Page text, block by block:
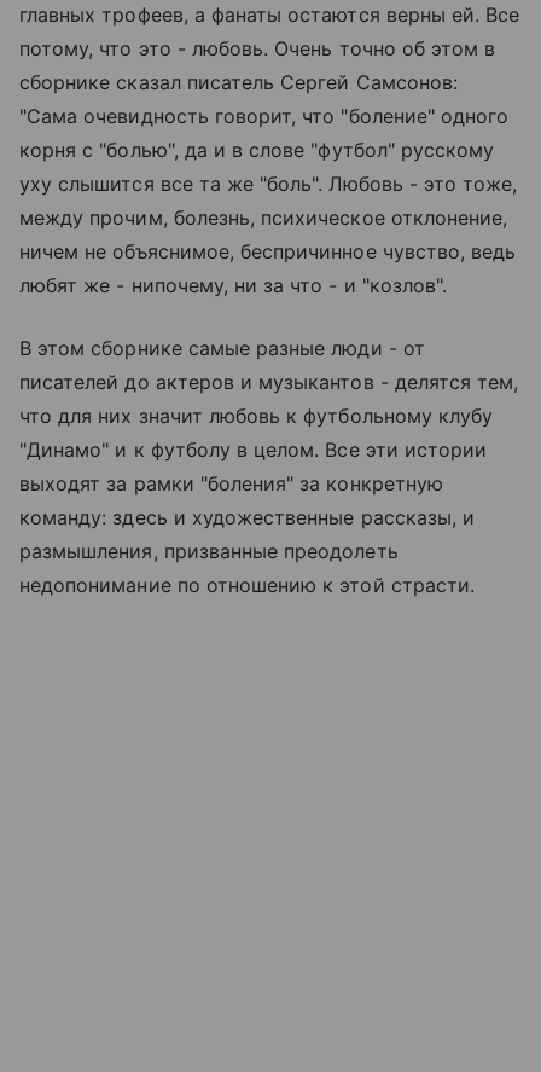
главных трофеев, а фанаты остаются верны ей. Все
потому, что это - любовь. Очень точно об этом в
сборнике сказал писатель Сергей Самсонов:
"Сама очевидность говорит, что "боление" одного
корня с "болью", да и в слове "футбол" русскому
уху слышится все та же "боль". Любовь - это тоже,
между прочим, болезнь, психическое отклонение,
ничем не объяснимое, беспричинное чувство, ведь
любят же - нипочему, ни за что - и "козлов".
В этом сборнике самые разные люди - от
писателей до актеров и музыкантов - делятся тем,
что для них значит любовь к футбольному клубу
"Динамо" и к футболу в целом. Все эти истории
выходят за рамки "боления" за конкретную
команду: здесь и художественные рассказы, и
размышления, призванные преодолеть
недопонимание по отношению к этой страсти.